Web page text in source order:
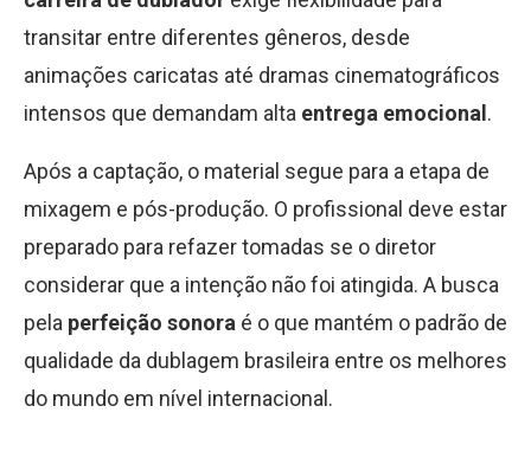
transitar entre diferentes gêneros, desde
animações caricatas até dramas cinematográficos
intensos que demandam alta entrega emocional .
Após a captação, o material segue para a etapa de
mixagem e pós-produção. O profissional deve estar
preparado para refazer tomadas se o diretor
considerar que a intenção não foi atingida. A busca
pela perfeição sonora é o que mantém o padrão de
qualidade da dublagem brasileira entre os melhores
do mundo em nível internacional.